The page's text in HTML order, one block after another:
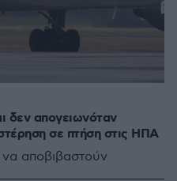
δεν απογειωνόταν
σε πτήση στις ΗΠΑ
αποβιβαστούν